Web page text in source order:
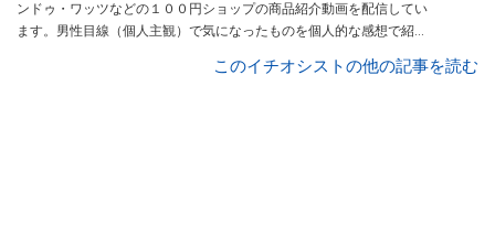
ンドゥ・ワッツなどの１００円ショップの商品紹介動画を配信してい
ます。男性目線（個人主観）で気になったものを個人的な感想で紹介
このイチオシストの他の記事を読む